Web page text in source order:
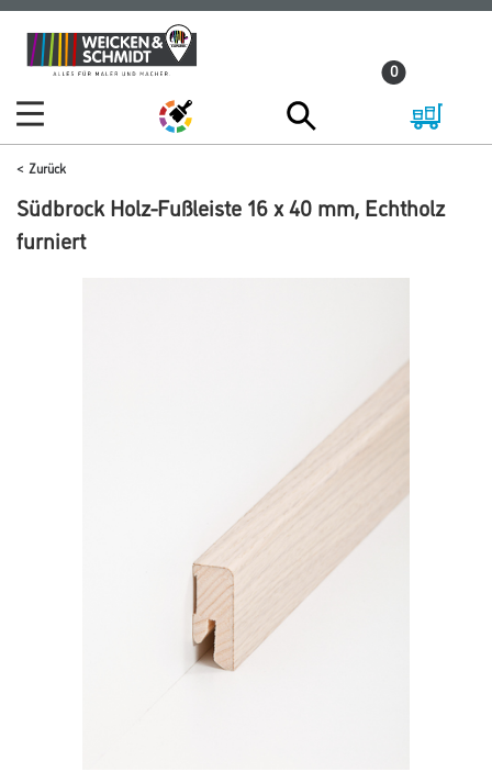
Zum
Inhalt
Zum
Navigationsmenü
0
Zurück
Südbrock Holz-Fußleiste 16 x 40 mm, Echtholz
furniert